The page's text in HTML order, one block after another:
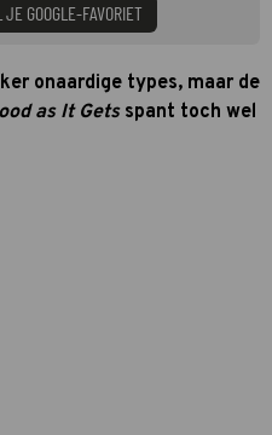
GOOGLE-FAVORIET
onaardige types, maar de
as It Gets spant toch wel